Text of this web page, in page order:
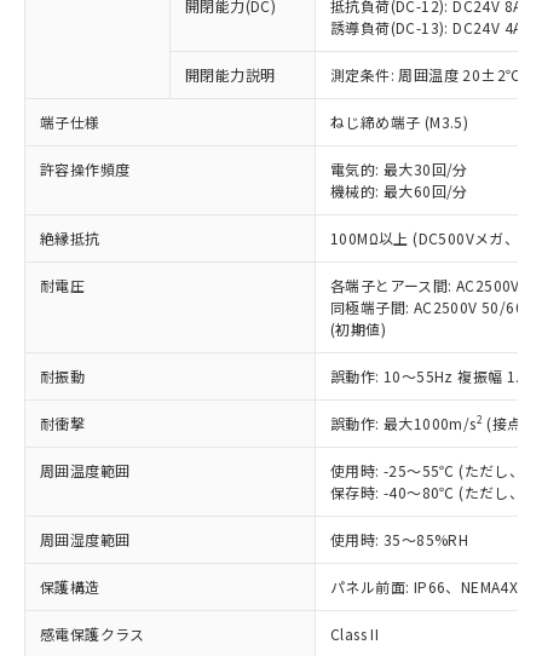
開閉能力(DC)
抵抗負荷(DC-12): DC24V 8A/
誘導負荷(DC-13): DC24V 4A/
開閉能力説明 測定条件: 周囲温度 20±2℃、
端子仕様 ねじ締め端子 (M3.5)
許容操作頻度
電気的: 最大30回/分
機械的: 最大60回/分
絶縁抵抗 100MΩ以上 (DC500Vメガ、点
耐電圧
各端子とアース間: AC2500V
同極端子間: AC2500V 50/
(初期値)
耐振動 誤動作: 10～55Hz 複振幅
耐衝撃 誤動作: 最大1000m/s2 (接点
周囲温度範囲
使用時: -25～55℃ (ただし、氷
保存時: -40～80℃ (ただし、氷
周囲湿度範囲 使用時: 35～85%RH
保護構造 パネル前面: IP66、NEMA4X,
感電保護クラス Class II
ことをご了承ください。
在庫状況および標準価格照会結果は、
記載している更新日時点での社内デー
タに基づき作成されるものであり、閲
覧された時点での実際の在庫および標
準価格とは異なる場合があることをご
正式な納期状況および標準価格はお客
様のお取引先、またはお客様担当のオ
ムロン制御機器販売店・当社販売員に
オムロン制御機器販売店や当社販売拠
販売ネットワーク
」をご確認
在庫状況および標準価格結果を当社の
事前の承諾なく第三者に漏洩または開
示しないようお願いします。
マイパーツ機能（部品リスト作成サー
ビス）をご利用いただくには、I-Web
メンバーズにご登録されている必要が
お客様が当ウェブサイト上で当社にご
登録された部品リストについて、当社
および当社の共同利用者が、当社の製
品・サービスに関するお客様との取
むを得ず変更することがあります。
*EU RoHS指令（10物質）：
鉛(Pb) 1000ppm以下、 水銀(Hg) 1000ppm以下、 カド
ミウム(Cd) 100ppm以下、
六価クロム(Cr(Ⅵ)) 1000ppm以下、ポリ臭化ビフェニル
類(PBB) 1000ppm以下、ポリ臭化ジフェニルエーテル類
(PBDE) 1000ppm以下、フタル酸ビス(2-エチルヘキシ
ル) (DEHP)(別名：DOP) 1000ppm以下、フタル酸ブチ
(DIBP) 1000ppm以下
但し、RoHS指令で産業用監視および制御機器に対する
フタル酸エステル類の４物質については閾値を超える意
図的な使用がないことを確認しています。
部品在庫の切り替え状況などにより、予定
月が前後することがあります。
※3 非含有証明書ダウンロード
下記の非含有証明書をダウンロードするこ
とができます。
「－」：未確認です。当社販売部門へお問
*中国RoHS10物質の基準値 (GB/T26572)：
Pb(鉛) :1000ppm、 Hg(水銀) : 1000ppm、 Cd(カドミウ
ニル類) : 1000ppm、 PBDEs(ポリ臭化ジフェニルエーテ
DBP(フタル酸ジブチル) : 1000ppm、 DIBP(フタル酸ジ
イソブチル) : 1000ppm、 BBP(フタル酸ブチルベンジ
ル) : 1000ppm、
DEHP(フタル酸ビス(2-エチルヘキシル)) : 1000ppm
「ｅ」：有害物質（10物質）のすべてが基
準値以下であることを示します。
「10」：通常の使用状況下において有害物
質が外部に漏えいし、環境に深刻な影響を
及ぼさない年数を意味します。
「－」：未確認です。当社販売部門へお問
い合わせください。
当社は、これら貴社製品のうち、外国
為替および外国貿易法に定める商品
（以下｢規制貨物等」という）を輸出
または国外への提供する場合は、日本
国政府の輸出許可(または役務取引許
可)を取得するなどの必要な手続きを
当社は規制貨物を破棄する場合は、完
全に破砕するなど、違法に輸出されな
いよう必要な手段を講じます。
当社は貴社製品を、核兵器、ミサイ
ル、化学兵器、生物兵器またはその他
武器並びにこれらの製造装置等に一切
当社は、貴社製品を第三者に販売する
場合は、上記1、2および3の内容を当
該第三者に通知します。また当社は、
販売先および販売に係わる関係者が違
法に輸出するおそれがある場合は、取
り引きをいたしません。
○ 一定数以上の在庫あり
一定数には満たないが在庫あり
在庫なし(最新の在庫状況につ
いては、お客様のお取引先、ま
たはお客様担当のオムロン制御
機器販売店・当社販売員にご確
白
受注生産機種、また在庫状況の
情報を公開していない機種